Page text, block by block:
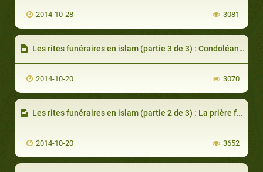
2014-10-28 3081
Les rites funéraires en islam (partie 3 de 3) : Condoléances et comparaisons avec les autres religions
2014-10-20 3070
Les rites funéraires en islam (partie 2 de 3) : La prière funéraire et l’enterrement
2014-10-20 3652